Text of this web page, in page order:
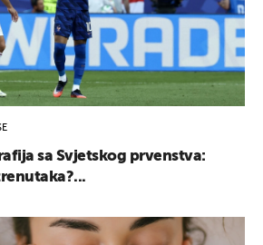
sa Svjetskog prvenstva: